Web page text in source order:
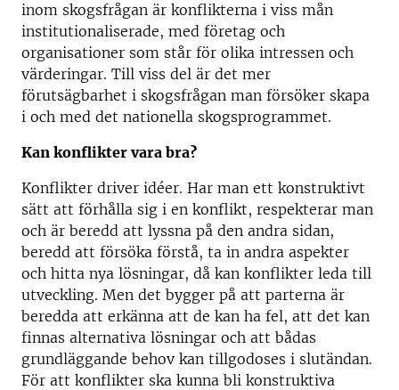
inom skogsfrågan är konflikterna i viss mån
institutionaliserade, med företag och
organisationer som står för olika intressen och
värderingar. Till viss del är det mer
förutsägbarhet i skogsfrågan man försöker skapa
i och med det nationella skogsprogrammet.
Kan konflikter vara bra?
Konflikter driver idéer. Har man ett konstruktivt
sätt att förhålla sig i en konflikt, respekterar man
och är beredd att lyssna på den andra sidan,
beredd att försöka förstå, ta in andra aspekter
och hitta nya lösningar, då kan konflikter leda till
utveckling. Men det bygger på att parterna är
beredda att erkänna att de kan ha fel, att det kan
finnas alternativa lösningar och att bådas
grundläggande behov kan tillgodoses i slutändan.
För att konflikter ska kunna bli konstruktiva